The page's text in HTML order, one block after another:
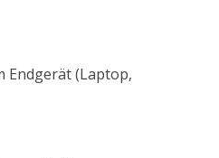
Endgerät (Laptop,